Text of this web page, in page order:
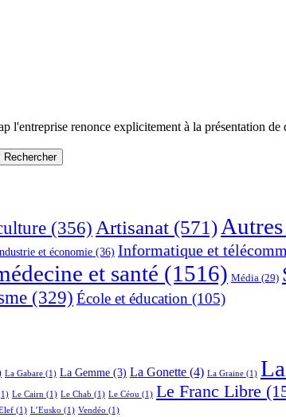
l'entreprise renonce explicitement à la présentation
(356) Artisanat (571) Autres
et économie (36) Informatique et
et santé (1516) Média (29)
(329) École et éducation (105)
La Gabare (1) La Gemme (3) La Gonette (4) La Graine (1)
Le Cairn (1) Le Chab (1) Le Céou (1) Le Franc Libre
(1) L’Eusko (1) Vendéo (1)